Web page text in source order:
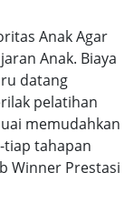
Anak Agar
Anak. Biaya
datang
pelatihan
memudahkan
tahapan
Winner Prestasi